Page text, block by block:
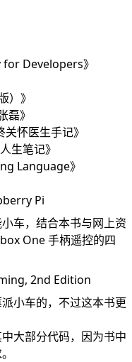
Developers》
）》
磊》
怀医生手记》
生笔记》
Language》
Pi
车，结合本书与网上资
One 手柄遥控的四
2nd Edition
小车的，不过这本书更
大部分代码，因为书中